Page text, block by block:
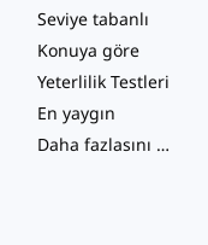
Seviye tabanlı
Konuya göre
Yeterlilik Testleri
En yaygın
Daha fazlasını gör